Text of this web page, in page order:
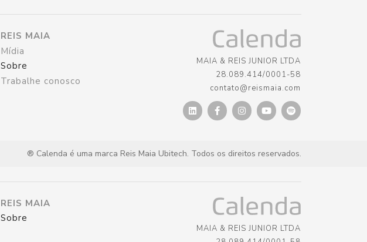
REIS MAIA
Mídia
Sobre
Trabalhe conosco
MAIA & REIS JUNIOR LTDA
28.089.414/0001-58
contato@reismaia.com
® Calenda é uma marca Reis Maia Ubitech. Todos os direitos reservados.
REIS MAIA
Sobre
MAIA & REIS JUNIOR LTDA